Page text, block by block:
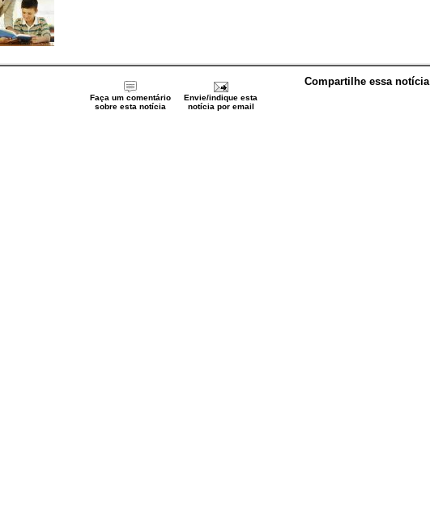
Compartilhe essa notícia
Faça um comentário
sobre esta notícia
Envie/indique esta
notícia por email